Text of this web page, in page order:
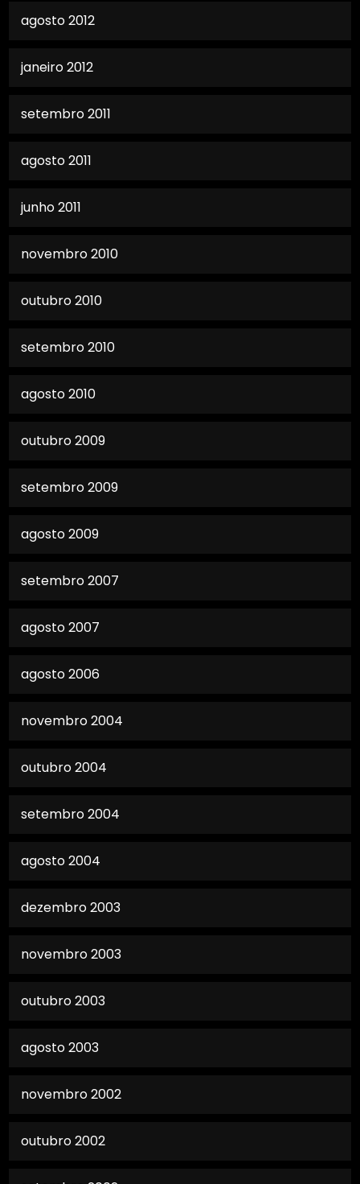
agosto 2012
janeiro 2012
setembro 2011
agosto 2011
junho 2011
novembro 2010
outubro 2010
setembro 2010
agosto 2010
outubro 2009
setembro 2009
agosto 2009
setembro 2007
agosto 2007
agosto 2006
novembro 2004
outubro 2004
setembro 2004
agosto 2004
dezembro 2003
novembro 2003
outubro 2003
agosto 2003
novembro 2002
outubro 2002